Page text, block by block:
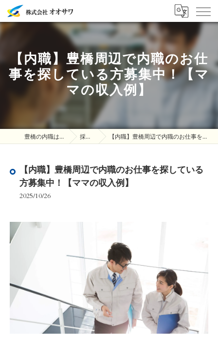
【内職】豊橋周辺で内職のお仕
事を探している方募集中！【マ
マの収入例】
豊橋の内職は株式会社オオサワ 採用ブログ 【内職】豊橋周辺で内職のお仕事を探している方募集中！【ママの収入例】
【内職】豊橋周辺で内職のお仕事を探している
方募集中！【ママの収入例】
2025/10/26